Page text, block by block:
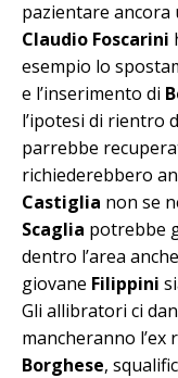
pazientare ancora
Claudio Foscarini
esempio lo
e l’inserimento di
l’ipotesi di rientro
parrebbe
richiederebbero
Castiglia non se
Scaglia potrebbe
dentro l’area
giovane Filippini
Gli allibratori ci
mancheranno l’ex
Borghese,